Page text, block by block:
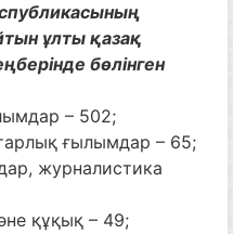
ұлты қазақ
бөлінген
– 502;
ғылымдар – 65;
журналистика
құқық – 49;